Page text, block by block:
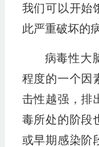
我们可以开始
此严重破坏的
病毒性大
程度的一个因
击性越强，排
毒所处的阶段
或早期感染阶